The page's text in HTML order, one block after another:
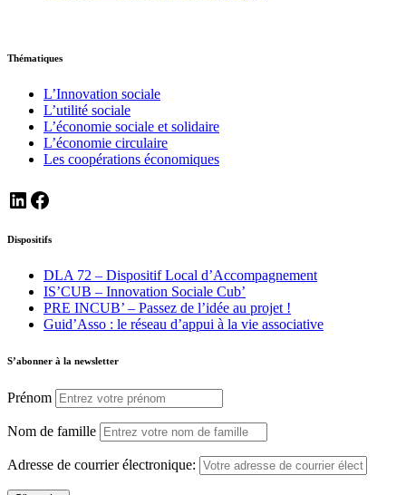
Thématiques
L’Innovation sociale
L’utilité sociale
L’économie sociale et solidaire
L’économie circulaire
Les coopérations économiques
https://www.linkedin.com/company/ceas72
https://www.facebook.com/ceas72
Dispositifs
DLA 72 – Dispositif Local d’Accompagnement
IS’CUB – Innovation Sociale Cub’
PRE INCUB’ – Passez de l’idée au projet !
Guid’Asso : le réseau d’appui à la vie associative
S’abonner à la newsletter
Prénom
Nom de famille
Adresse de courrier électronique: